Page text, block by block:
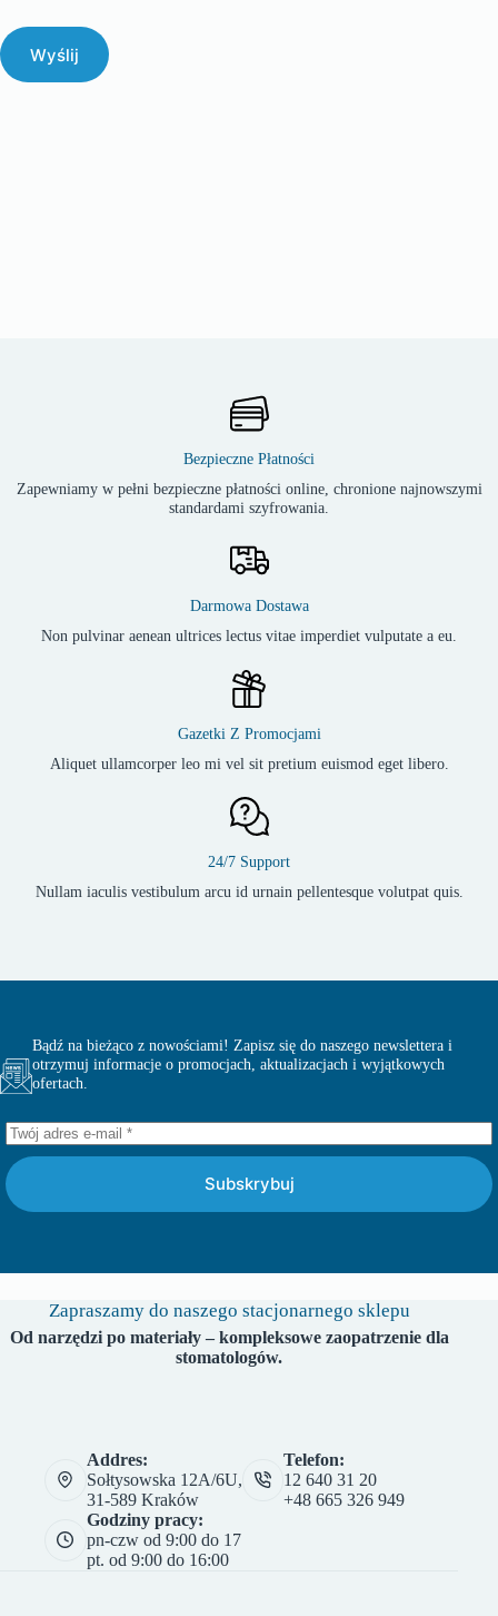
Wyślij
Bezpieczne Płatności
Zapewniamy w pełni bezpieczne płatności online, chronione najnowszymi
standardami szyfrowania.
Darmowa Dostawa
Non pulvinar aenean ultrices lectus vitae imperdiet vulputate a eu.
Gazetki Z Promocjami
Aliquet ullamcorper leo mi vel sit pretium euismod eget libero.
24/7 Support
Nullam iaculis vestibulum arcu id urnain pellentesque volutpat quis.
Bądź na bieżąco z nowościami! Zapisz się do naszego newslettera i
otrzymuj informacje o promocjach, aktualizacjach i wyjątkowych
ofertach.
Subskrybuj
Zapraszamy do naszego stacjonarnego sklepu
Od narzędzi po materiały – kompleksowe zaopatrzenie dla
stomatologów.
Addres:
Sołtysowska 12A/6U,
31-589 Kraków
Telefon:
12 640 31 20
+48 665 326 949
Godziny pracy:
pn-czw od 9:00 do 17
pt. od 9:00 do 16:00